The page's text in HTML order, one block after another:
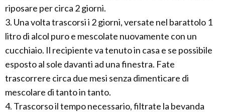
riposare per circa 2 giorni.
3. Una volta trascorsi i 2 giorni, versate nel barattolo 1
litro di alcol puro e mescolate nuovamente con un
cucchiaio. Il recipiente va tenuto in casa e se possibile
esposto al sole davanti ad una finestra. Fate
trascorrere circa due mesi senza dimenticare di
mescolare di tanto in tanto.
4. Trascorso il tempo necessario, filtrate la bevanda